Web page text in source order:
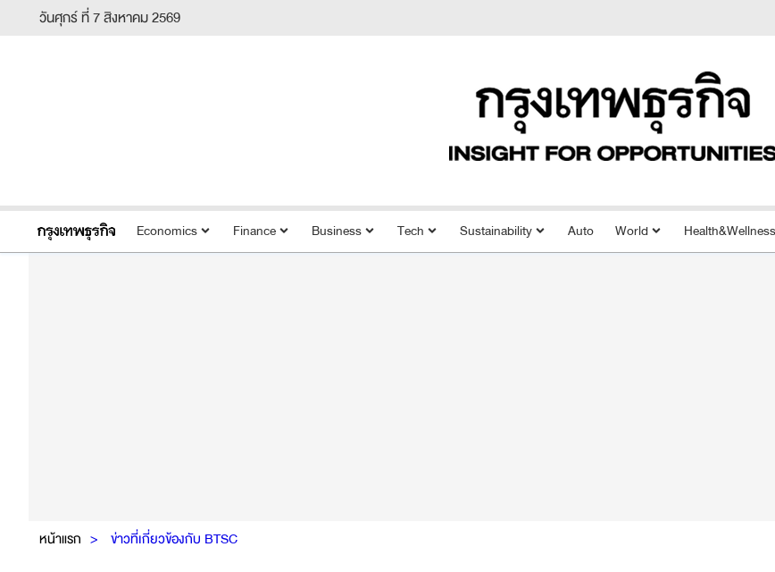
วันศุกร์ ที่ 7 สิงหาคม 2569
Economics Finance Business Tech Sustainability Auto World Health&Wellness
หน้าแรก ข่าวที่เกี่ยวข้องกับ BTSC